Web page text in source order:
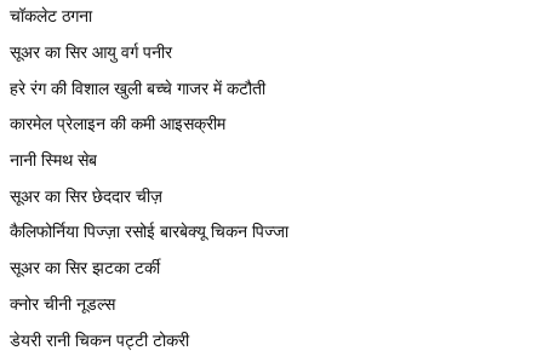
चॉकलेट ठगना
सूअर का सिर आयु वर्ग पनीर
हरे रंग की विशाल खुली बच्चे गाजर में कटौती
कारमेल प्रेलाइन की कमी आइसक्रीम
नानी स्मिथ सेब
सूअर का सिर छेददार चीज़
कैलिफोर्निया पिज्ज़ा रसोई बारबेक्यू चिकन पिज्जा
सूअर का सिर झटका टर्की
क्नोर चीनी नूडल्स
डेयरी रानी चिकन पट्टी टोकरी